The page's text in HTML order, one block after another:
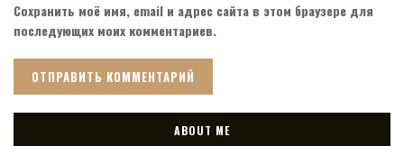
Сохранить моё имя, email и адрес сайта в этом браузере для
последующих моих комментариев.
ABOUT ME